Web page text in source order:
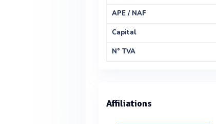
APE / NAF
Capital
N° TVA
Affiliations